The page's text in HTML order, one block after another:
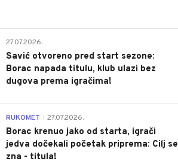
27.07.2026.
Savić otvoreno pred start sezone:
Borac napada titulu, klub ulazi bez
dugova prema igračima!
RUKOMET 27.07.2026.
Borac krenuo jako od starta, igrači
jedva dočekali početak priprema: Cilj se
zna - titula!